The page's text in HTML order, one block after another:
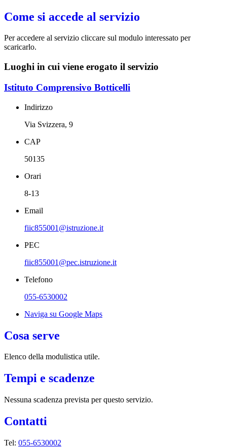
Come si accede al servizio
Per accedere al servizio cliccare sul modulo interessato per
scaricarlo.
Luoghi in cui viene erogato il servizio
Istituto Comprensivo Botticelli
Indirizzo
Via Svizzera, 9
CAP
50135
Orari
8-13
Email
fiic855001@istruzione.it
PEC
fiic855001@pec.istruzione.it
Telefono
055-6530002
Naviga su Google Maps
Cosa serve
Elenco della modulistica utile.
Tempi e scadenze
Nessuna scadenza prevista per questo servizio.
Contatti
Tel: 055-6530002